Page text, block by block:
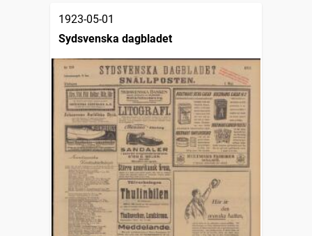
1923-05-01
Sydsvenska dagbladet